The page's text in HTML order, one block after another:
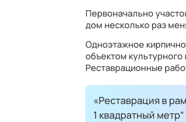
Первоначально
дом несколько раз
Одноэтажное
объектом
Реставрационные
«Реставрация в
1 квадратный